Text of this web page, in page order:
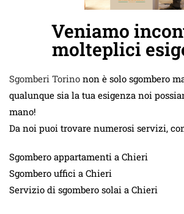
Veniamo
molteplici
Sgomberi Torino non è solo sgombero
qualunque sia la tua esigenza noi
mano!
Da noi puoi trovare numerosi servizi,
Sgombero appartamenti a Chieri
Sgombero uffici a Chieri
Servizio di sgombero solai a Chieri